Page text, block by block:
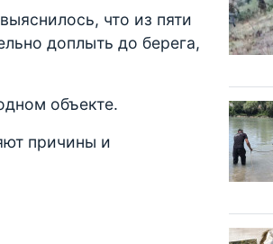
что из пяти
доплыть до берега,
объекте.
причины и